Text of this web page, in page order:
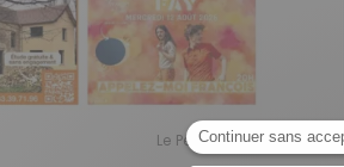
Le Perche n° 1754